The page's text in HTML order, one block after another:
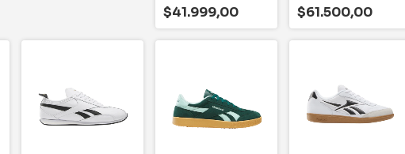
$41.999,00 $61.500,00